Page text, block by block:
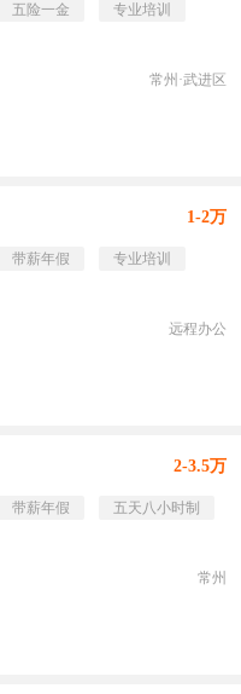
五险一金
专业培训
常州·武进区
1-2万
带薪年假
专业培训
远程办公
2-3.5万
带薪年假
五天八小时制
常州